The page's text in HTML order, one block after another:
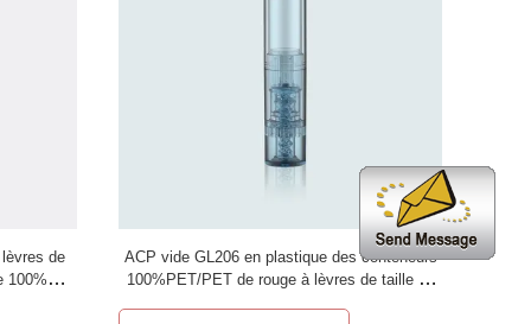
de
100%
ACP vide GL206 en plastique des conteneurs
100%PET/PET de rouge à lèvres de taille de